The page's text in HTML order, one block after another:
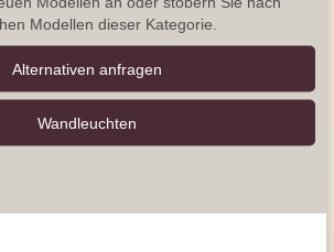
Modellen dieser Kategorie.
Alternativen anfragen
Wand­leuchten